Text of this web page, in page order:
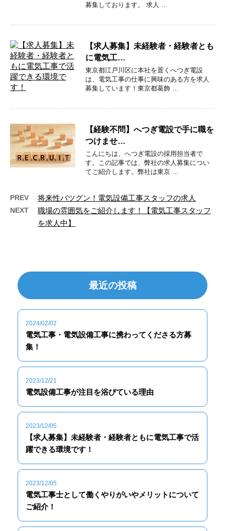
募集しております。 求人 …
【求人募集】未経験者・経験者とも
に電気工…
東京都江戸川区に本社を置くへつぎ電設
は、電気工事の仕事に興味のある方を求人
募集しています！東京都葛飾 …
【経験不問】へつぎ電設で手に職を
つけませ…
こんにちは、へつぎ電設の採用担当者で
す。この記事では、弊社の求人募集につい
てご紹介します。弊社は東京 …
PREV 将来性バツグン！電気設備工事スタッフの求人
NEXT
職場の雰囲気をご紹介します！【電気工事スタッフ
を求人中】
最近の投稿
2024/02/02
電気工事・電気設備工事に携わってくださる方募
集！
2023/12/21
電気設備工事が注目を浴びている理由
2023/12/05
【求人募集】未経験者・経験者ともに電気工事で活
躍できる環境です！
2023/12/05
電気工事士として働くやりがいやメリットについて
ご紹介！